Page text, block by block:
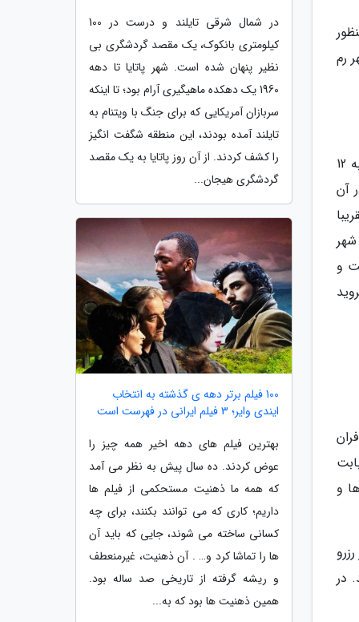
منظور
رم
میانگین دمای رم در روزها بالای 20 درجه و در شب ها حدود 10 درجه است. در سردترین ماه سال (ژانویه) میانگین دما به 12
آن
در این شهر
و
و
در
در شمال شرقی تایلند و درست در 100
کیلومتری بانکوک، یک مقصد گردشگری بی
نظیر پنهان شده است. شهر پاتایا تا دهه
1960 یک دهکده ماهیگیری آرام بود؛ تا اینکه
سربازان آمریکایی که برای جنگ با ویتنام به
تایلند آمده بودند، این منطقه شگفت انگیز
را کشف کردند. از آن روز پاتایا به یک مقصد
گردشگری هیجان...
100 فیلم برتر دهه ی گذشته به انتخاب
ایندی وایر؛ 3 فیلم ایرانی در فهرست است
بهترین فیلم های دهه اخیر همه چیز را
عوض کردند. ده سال پیش به نظر می آمد
که همه ما ذهنیت مستحکمی از فیلم ها
داریم؛ کاری که می توانند بکنند، برای چه
کسانی ساخته می شوند، جایی که باید آن
ها را تماشا کرد و… . آن ذهنیت، غیرمنعطف
و ریشه گرفته از تاریخی صد ساله بود.
همین ذهنیت ها بود که به...